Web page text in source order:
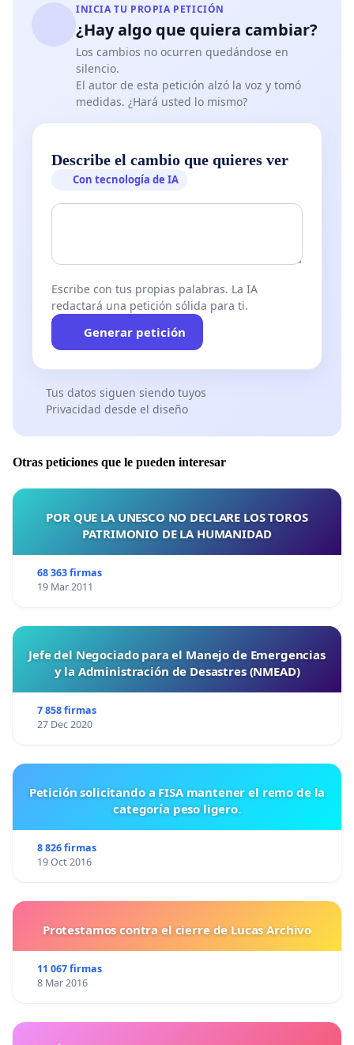
INICIA TU PROPIA PETICIÓN
¿Hay algo que quiera cambiar?
Los cambios no ocurren quedándose en
silencio.
El autor de esta petición alzó la voz y tomó
medidas. ¿Hará usted lo mismo?
Describe el cambio que quieres ver
Con tecnología de IA
Escribe con tus propias palabras. La IA
redactará una petición sólida para ti.
Generar petición
Tus datos siguen siendo tuyos
Privacidad desde el diseño
Otras peticiones que le pueden interesar
POR QUE LA UNESCO NO DECLARE LOS TOROS
PATRIMONIO DE LA HUMANIDAD
68 363 firmas
19 Mar 2011
Jefe del Negociado para el Manejo de Emergencias
y la Administración de Desastres (NMEAD)
7 858 firmas
27 Dec 2020
Petición solicitando a FISA mantener el remo de la
categoría peso ligero.
8 826 firmas
19 Oct 2016
Protestamos contra el cierre de Lucas Archivo
11 067 firmas
8 Mar 2016